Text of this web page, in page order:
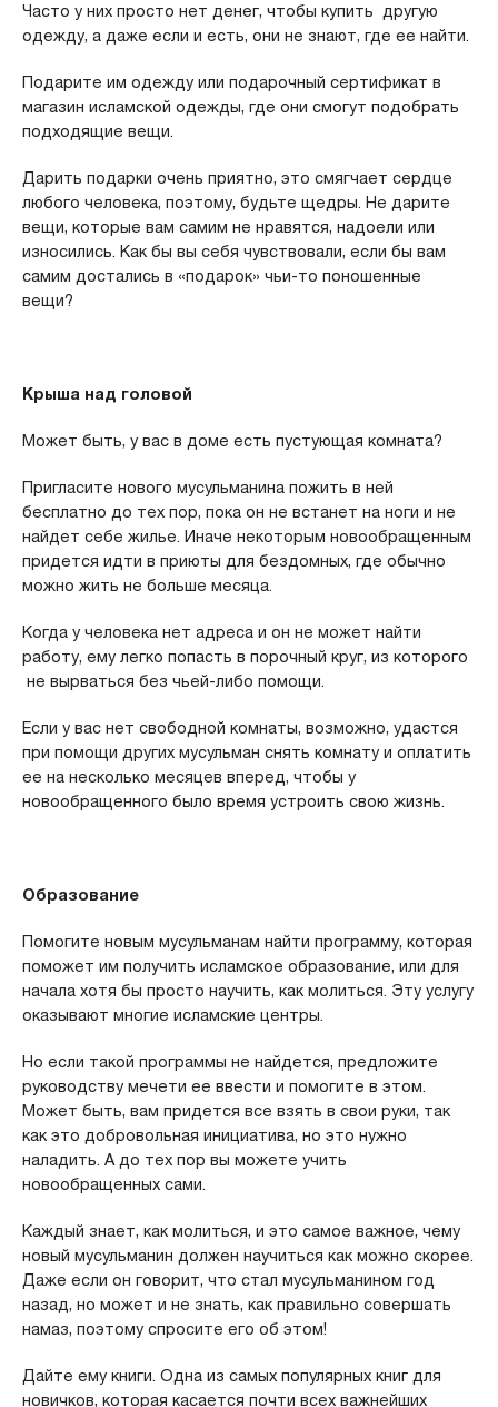
Часто у них просто нет денег, чтобы купить другую
одежду, а даже если и есть, они не знают, где ее найти.
Подарите им одежду или подарочный сертификат в
магазин исламской одежды, где они смогут подобрать
подходящие вещи.
Дарить подарки очень приятно, это смягчает сердце
любого человека, поэтому, будьте щедры. Не дарите
вещи, которые вам самим не нравятся, надоели или
износились. Как бы вы себя чувствовали, если бы вам
самим достались в «подарок» чьи-то поношенные
вещи?
Крыша над головой
Может быть, у вас в доме есть пустующая комната?
Пригласите нового мусульманина пожить в ней
бесплатно до тех пор, пока он не встанет на ноги и не
найдет себе жилье. Иначе некоторым новообращенным
придется идти в приюты для бездомных, где обычно
можно жить не больше месяца.
Когда у человека нет адреса и он не может найти
работу, ему легко попасть в порочный круг, из которого
не вырваться без чьей-либо помощи.
Если у вас нет свободной комнаты, возможно, удастся
при помощи других мусульман снять комнату и оплатить
ее на несколько месяцев вперед, чтобы у
новообращенного было время устроить свою жизнь.
Образование
Помогите новым мусульманам найти программу, которая
поможет им получить исламское образование, или для
начала хотя бы просто научить, как молиться. Эту услугу
оказывают многие исламские центры.
Но если такой программы не найдется, предложите
руководству мечети ее ввести и помогите в этом.
Может быть, вам придется все взять в свои руки, так
как это добровольная инициатива, но это нужно
наладить. А до тех пор вы можете учить
новообращенных сами.
Каждый знает, как молиться, и это самое важное, чему
новый мусульманин должен научиться как можно скорее.
Даже если он говорит, что стал мусульманином год
назад, но может и не знать, как правильно совершать
намаз, поэтому спросите его об этом!
Дайте ему книги. Одна из самых популярных книг для
новичков, которая касается почти всех важнейших